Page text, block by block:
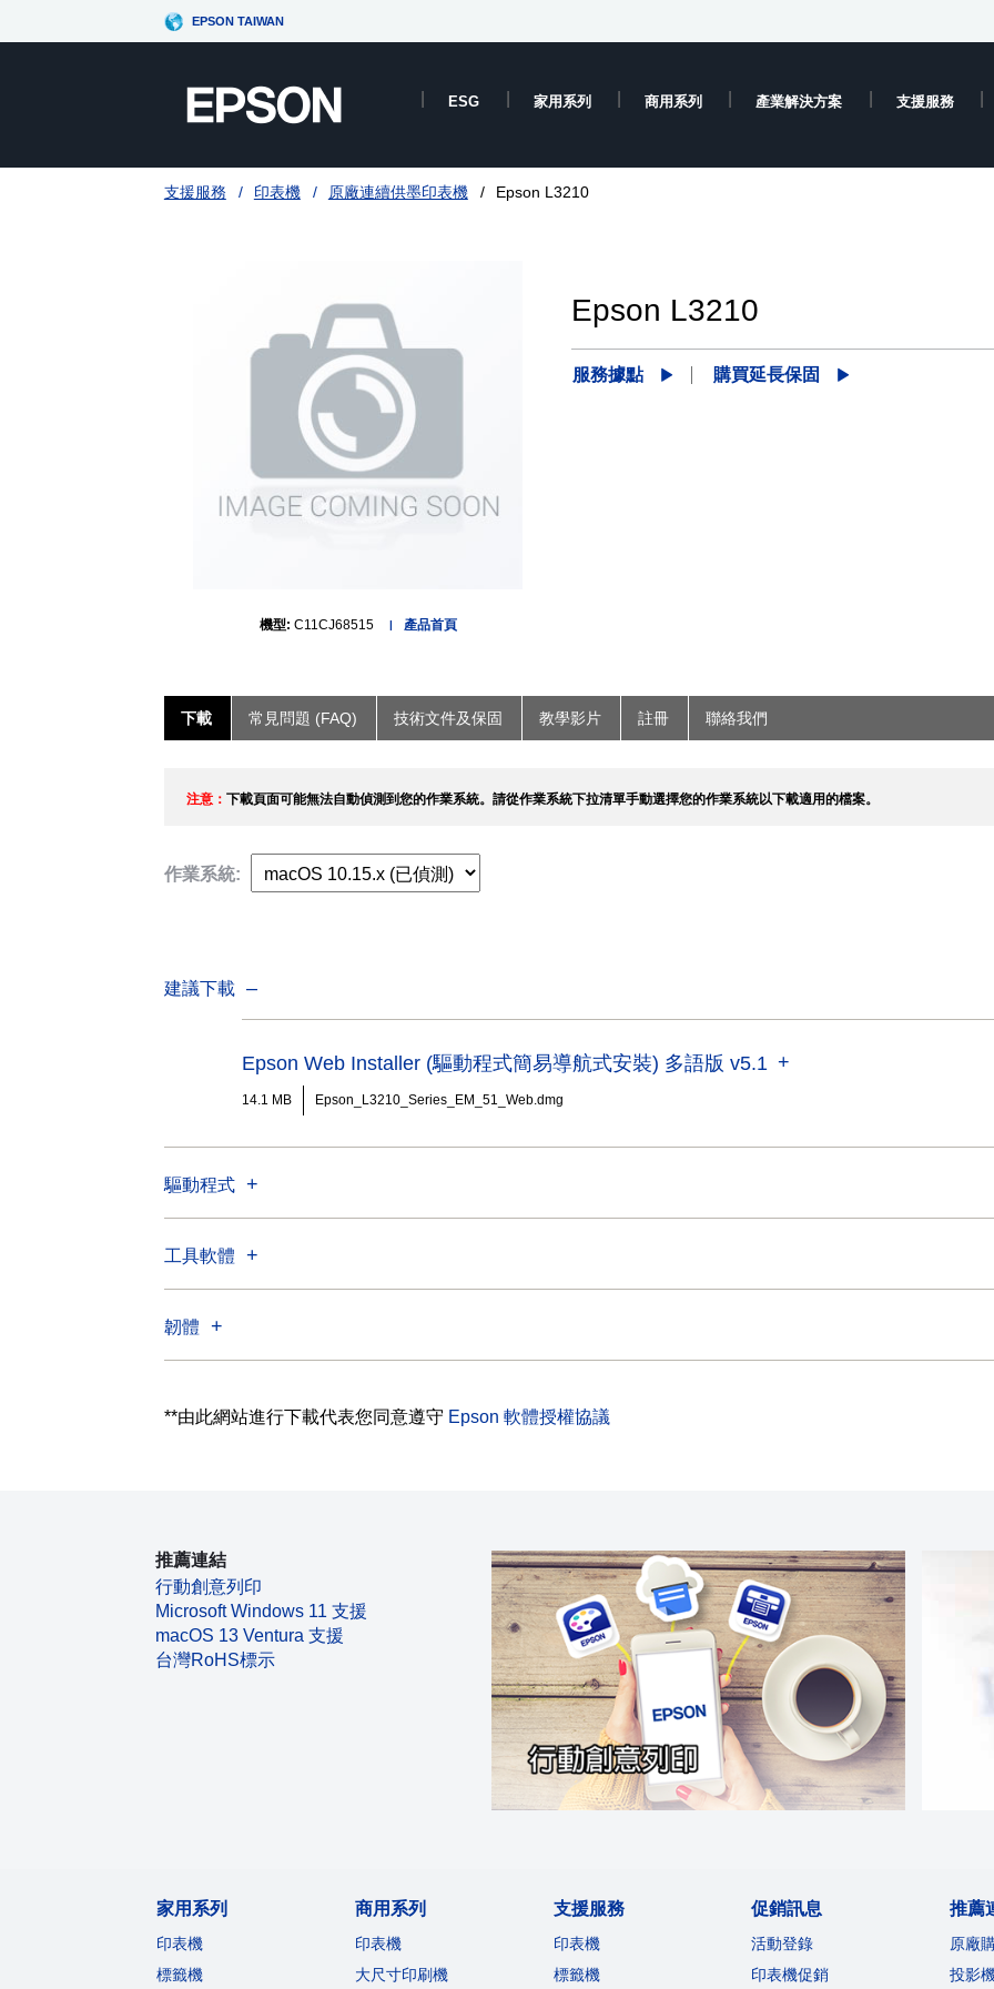
EPSON TAIWAN
ESG 家用系列 商用系列 產業解決方案 支援服務
支援服務 印表機 原廠連續供墨印表機 Epson L3210
機型: C11CJ68515 產品首頁
Epson L3210
服務據點 購買延長保固
下載 常見問題 (FAQ) 技術文件及保固 教學影片 註冊 聯絡我們
注意： 下載頁面可能無法自動偵測到您的作業系統。請從作業系統下拉清單手動選擇您的作業系統以下載適用的檔案。
作業系統:
建議下載
Epson Web Installer (驅動程式簡易導航式安裝) 多語版 v5.1
14.1 MB Epson_L3210_Series_EM_51_Web.dmg
驅動程式
工具軟體
韌體
**由此網站進行下載代表您同意遵守 Epson 軟體授權協議
推薦連結
行動創意列印
Microsoft Windows 11 支援
macOS 13 Ventura 支援
台灣RoHS標示
家用系列
印表機
標籤機
商用系列
印表機
大尺寸印刷機
支援服務
印表機
標籤機
促銷訊息
活動登錄
印表機促銷
推薦
原廠
投影